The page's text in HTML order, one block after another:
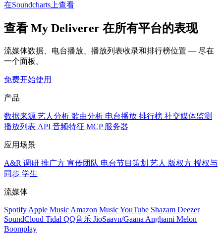
在Soundcharts上查看
查看 My Deliverer 在所有平台的表现
流媒体数据、电台播放、播放列表收录和排行榜位置 — 尽在
一个面板。
免费开始使用
产品
数据来源 艺人分析 歌曲分析 电台播放 排行榜 社交媒体监测
播放列表 API 音频特征 MCP 服务器
应用场景
A&R 调研 推广方 宣传团队 电台节目策划 艺人 版权方 授权与
同步 学生
流媒体
Spotify Apple Music Amazon MusicYouTube Shazam Deezer
SoundCloud Tidal QQ音乐 JioSaavn/Gaana Anghami Melon
Boomplay